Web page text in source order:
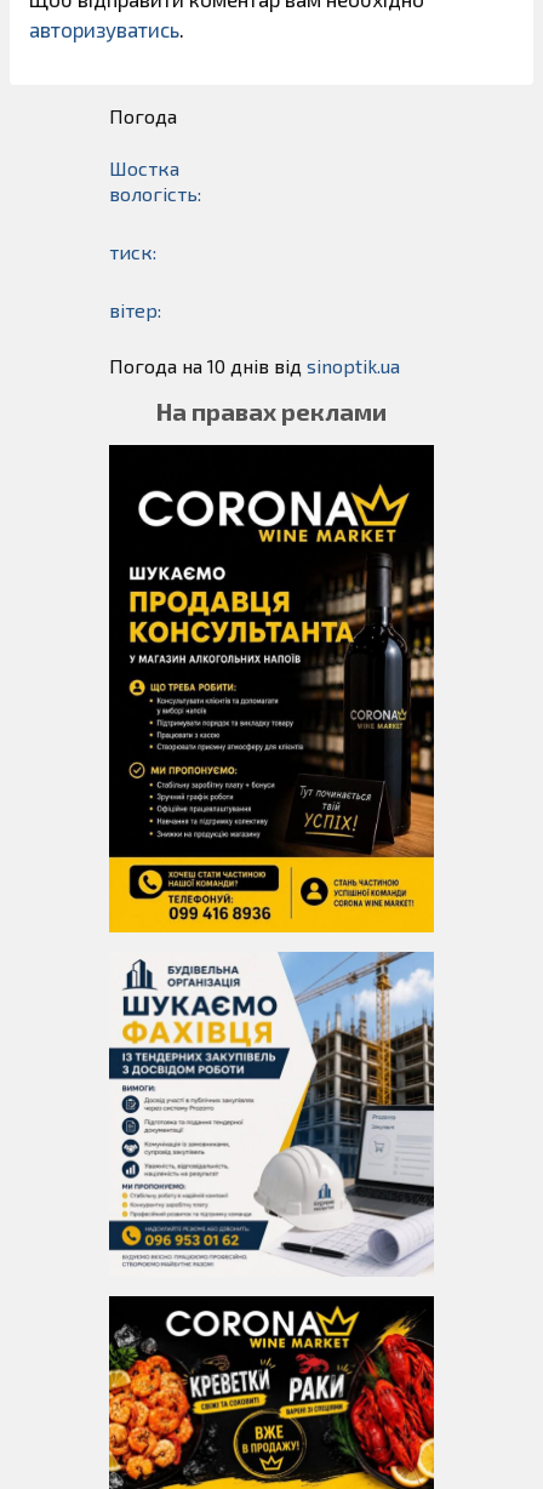
авторизуватись
Погода
Шостка
вологість:
тиск:
вітер:
Погода на 10 днів від sinoptik.ua
На правах реклами